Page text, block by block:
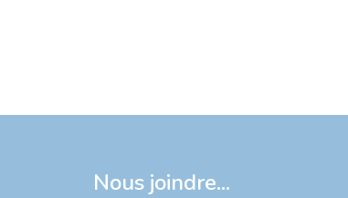
Nous joindre...